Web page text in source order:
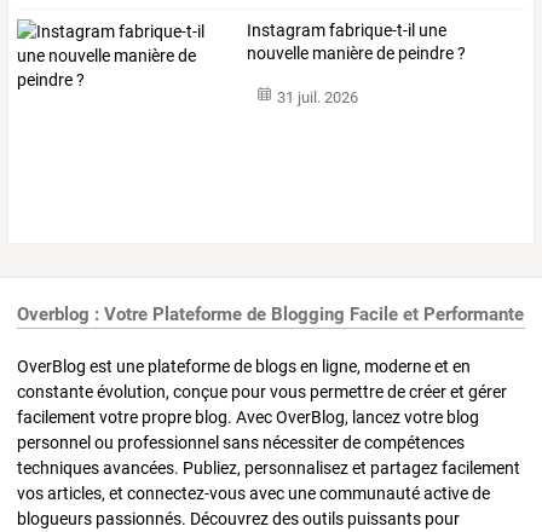
Instagram fabrique-t-il une
nouvelle manière de peindre ?
31 juil. 2026
Overblog : Votre Plateforme de Blogging Facile et Performante
OverBlog est une plateforme de blogs en ligne, moderne et en
constante évolution, conçue pour vous permettre de créer et gérer
facilement votre propre blog. Avec OverBlog, lancez votre blog
personnel ou professionnel sans nécessiter de compétences
techniques avancées. Publiez, personnalisez et partagez facilement
vos articles, et connectez-vous avec une communauté active de
blogueurs passionnés. Découvrez des outils puissants pour